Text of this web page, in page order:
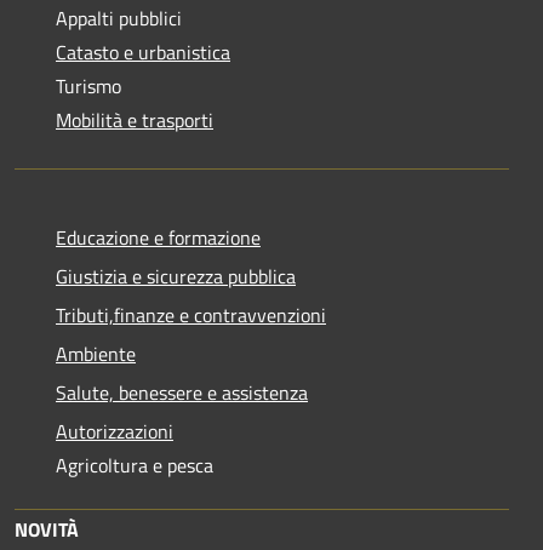
Appalti pubblici
Catasto e urbanistica
Turismo
Mobilità e trasporti
Educazione e formazione
Giustizia e sicurezza pubblica
Tributi,finanze e contravvenzioni
Ambiente
Salute, benessere e assistenza
Autorizzazioni
Agricoltura e pesca
NOVITÀ